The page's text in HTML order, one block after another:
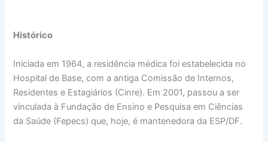
Histórico
Iniciada em 1964, a residência médica foi estabelecida no
Hospital de Base, com a antiga Comissão de Internos,
Residentes e Estagiários (Cinre). Em 2001, passou a ser
vinculada à Fundação de Ensino e Pesquisa em Ciências
da Saúde (Fepecs) que, hoje, é mantenedora da ESP/DF.